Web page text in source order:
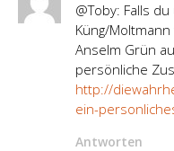
@Toby: Falls
Küng/
Anselm Grün
persönliche
http://
ein-
Antworten